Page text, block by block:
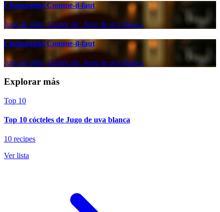
Champagne Comme-il-faut
Jugo de piña, Ginger ale, Jugo de uva blanca
Champagne Comme-il-faut
Jugo de piña, Ginger ale, Jugo de uva blanca
Explorar más
Top 10
Top 10 cócteles de Jugo de uva blanca
10 recipes
Ver lista